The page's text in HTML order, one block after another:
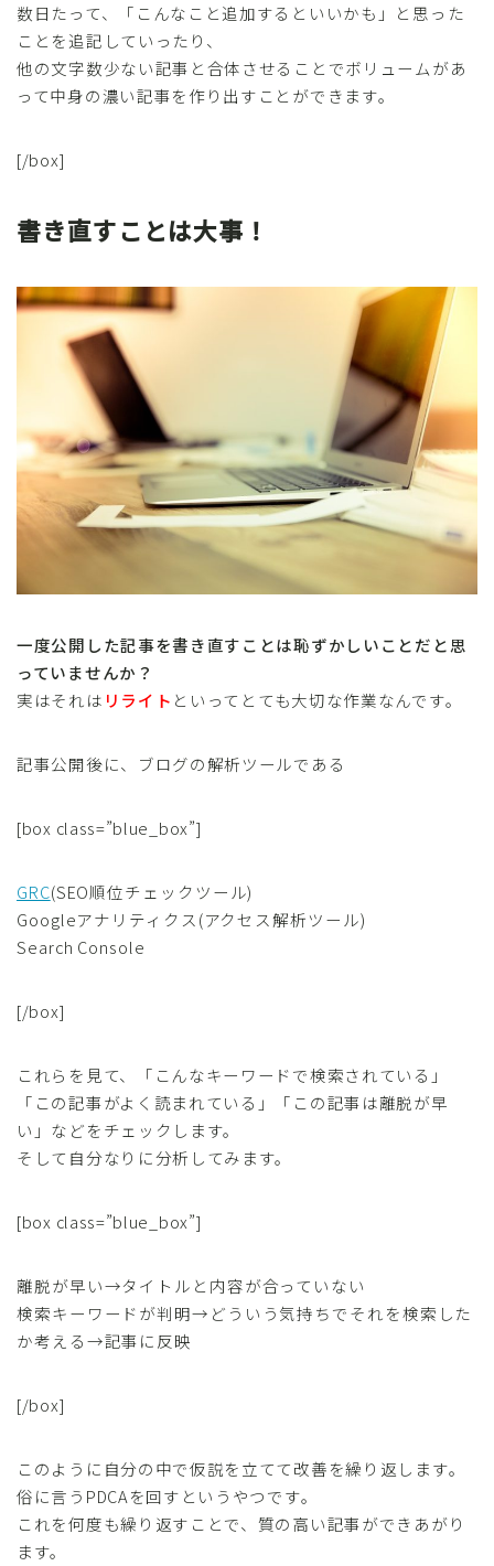
数日たって、「こんなこと追加するといいかも」と思った
ことを追記していったり、
他の文字数少ない記事と合体させることでボリュームがあ
って中身の濃い記事を作り出すことができます。
[/box]
書き直すことは大事！
一度公開した記事を書き直すことは恥ずかしいことだと思
っていませんか？
実はそれは リライト といってとても大切な作業なんです。
記事公開後に、ブログの解析ツールである
[box class=”blue_box”]
GRC(SEO順位チェックツール)
Googleアナリティクス(アクセス解析ツール)
Search Console
[/box]
これらを見て、「こんなキーワードで検索されている」
「この記事がよく読まれている」「この記事は離脱が早
い」などをチェックします。
そして自分なりに分析してみます。
[box class=”blue_box”]
離脱が早い→タイトルと内容が合っていない
検索キーワードが判明→どういう気持ちでそれを検索した
か考える→記事に反映
[/box]
このように自分の中で仮説を立てて改善を繰り返します。
俗に言うPDCAを回すというやつです。
これを何度も繰り返すことで、質の高い記事ができあがり
ます。